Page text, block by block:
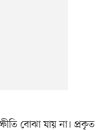
বোঝা যায় না। প্রকৃত